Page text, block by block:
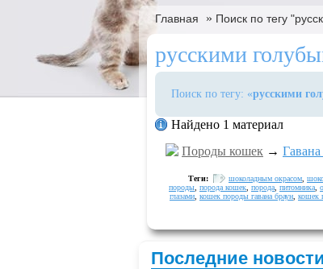
Главная » Поиск по тегу
русскими
Поиск по тегу: «русскими
Найдено 1 материал
Породы кошек →
Теги: шоколадным окрасом
породы порода кошек порода питомника
глазами кошек породы гавана браун кошек
Последние